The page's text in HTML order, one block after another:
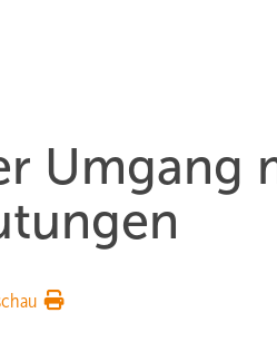
Umgang